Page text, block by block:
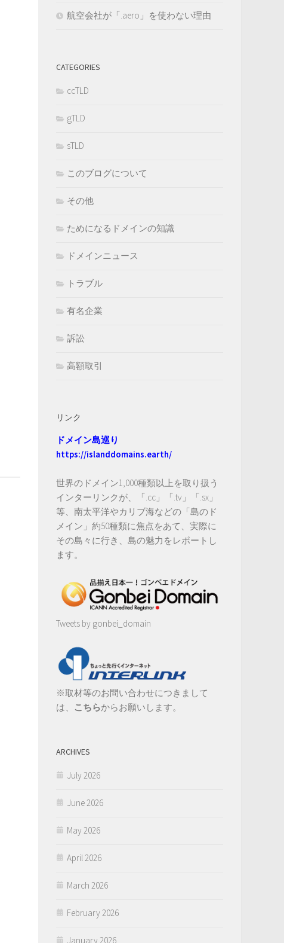
航空会社が「.aero」を使わない理由
CATEGORIES
ccTLD
gTLD
sTLD
このブログについて
その他
ためになるドメインの知識
ドメインニュース
トラブル
有名企業
訴訟
高額取引
リンク
ドメイン島巡り
https://islanddomains.earth/
世界のドメイン1,000種類以上を取り扱う
インターリンクが、「.cc」「.tv」「.sx」
等、南太平洋やカリブ海などの「島のド
メイン」約50種類に焦点をあて、実際に
その島々に行き、島の魅力をレポートし
ます。
Tweets by gonbei_domain
※取材等のお問い合わせにつきまして
は、
こちらからお願いします。
ARCHIVES
July 2026
June 2026
May 2026
April 2026
March 2026
February 2026
January 2026